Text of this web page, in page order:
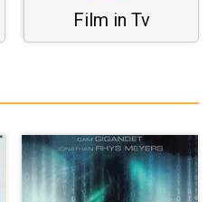
Film in Tv